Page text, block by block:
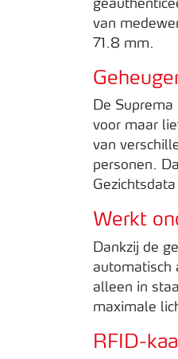
van
71.8 mm.
De
voor maar
van
personen.
Werkt
Dankzij de
automatisch
alleen in
maximale
RFID-